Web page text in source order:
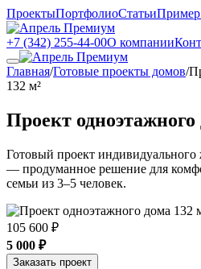
ПроектыПортфолиоСтатьиПример
+7 (342) 255-44-00О компании
Главная/Готовые проекты домов/
132 м²
Проект одноэтажного
Готовый проект индивидуального
— продуманное решение для
семьи из 3–5 человек.
105 600 ₽
5 000 ₽
Заказать проект